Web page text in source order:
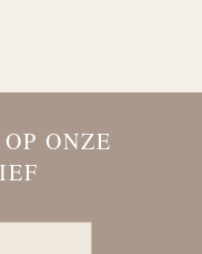
ONZE